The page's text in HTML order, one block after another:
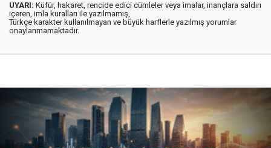
UYARI: Küfür, hakaret, rencide edici cümleler veya imalar, inançlara saldırı
içeren, imla kuralları ile yazılmamış,
Türkçe karakter kullanılmayan ve büyük harflerle yazılmış yorumlar
onaylanmamaktadır.